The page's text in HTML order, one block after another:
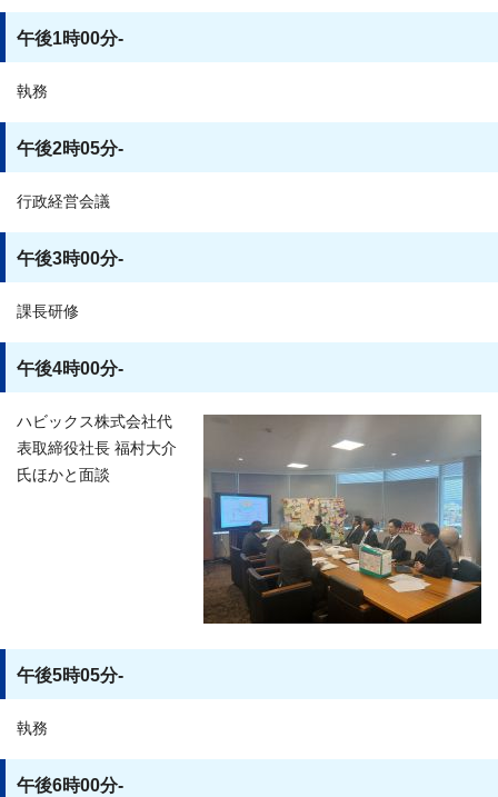
午後1時00分-
執務
午後2時05分-
行政経営会議
午後3時00分-
課長研修
午後4時00分-
ハビックス株式会社代
表取締役社長 福村大介
氏ほかと面談
午後5時05分-
執務
午後6時00分-